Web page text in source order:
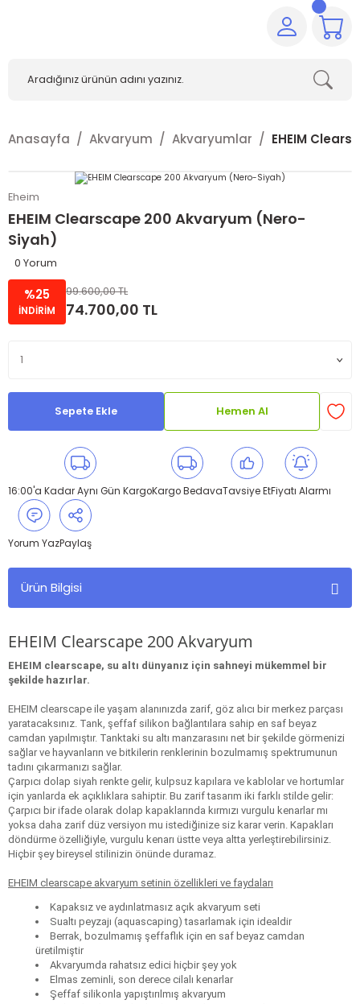
Anasayfa Akvaryum Akvaryumlar EHEIM
Eheim
EHEIM Clearscape 200 Akvaryum (Nero-
Siyah)
0 Yorum
%25
İNDİRİM
99.600,00 TL
74.700,00 TL
Sepete Ekle Hemen Al
16:00'a Kadar Aynı Gün KargoKargo BedavaTavsiye EtFiyatı Alarmı
Yorum YazPaylaş
Ürün Bilgisi
EHEIM Clearscape 200 Akvaryum
EHEIM clearscape, su altı dünyanız için sahneyi mükemmel bir
şekilde hazırlar.
EHEIM clearscape ile yaşam alanınızda zarif, göz alıcı bir merkez parçası
yaratacaksınız. Tank, şeffaf silikon bağlantılara sahip en saf beyaz
camdan yapılmıştır. Tanktaki su altı manzarasını net bir şekilde görmenizi
sağlar ve hayvanların ve bitkilerin renklerinin bozulmamış spektrumunun
tadını çıkarmanızı sağlar.
Çarpıcı dolap siyah renkte gelir, kulpsuz kapılara ve kablolar ve hortumlar
için yanlarda ek açıklıklara sahiptir. Bu zarif tasarım iki farklı stilde gelir:
Çarpıcı bir ifade olarak dolap kapaklarında kırmızı vurgulu kenarlar mı
yoksa daha zarif düz versiyon mu istediğinize siz karar verin. Kapakları
döndürme özelliğiyle, vurgulu kenarı üstte veya altta yerleştirebilirsiniz.
Hiçbir şey bireysel stilinizin önünde duramaz.
EHEIM clearscape akvaryum setinin özellikleri ve faydaları
Kapaksız ve aydınlatmasız açık akvaryum seti
Sualtı peyzajı (aquascaping) tasarlamak için idealdir
Berrak, bozulmamış şeffaflık için en saf beyaz camdan
üretilmiştir
Akvaryumda rahatsız edici hiçbir şey yok
Elmas zeminli, son derece cilalı kenarlar
Şeffaf silikonla yapıştırılmış akvaryum